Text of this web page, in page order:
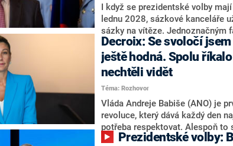
Zdeněk Nytra redakci řekl, že
některých senátorů z klubu a že
nepřítel, ale soupeř.
I když se prezidentské volby
lednu 2028, sázkové kanceláře
sázky na vítěze. Jednoznačným
hlava státu Petr Pavel. Daleko
zmiňují dva výrazné politiky
Andreje Babiše a ministra
Oblíbeným tipem samotných
Motoristy Filip Turek. Politolog
o případné kandidatuře
značně pochybuje. Podle něj
nemá osobu, která by Pavlovi
Decroix: Se svoločí
ještě hodná. Spolu
nechtěli vidět
Téma: Rozhovor
Vláda Andreje Babiše (ANO) je
revoluce, který dává každý den
potřeba respektovat. Alespoň to
ministryně spravedlnosti ODS